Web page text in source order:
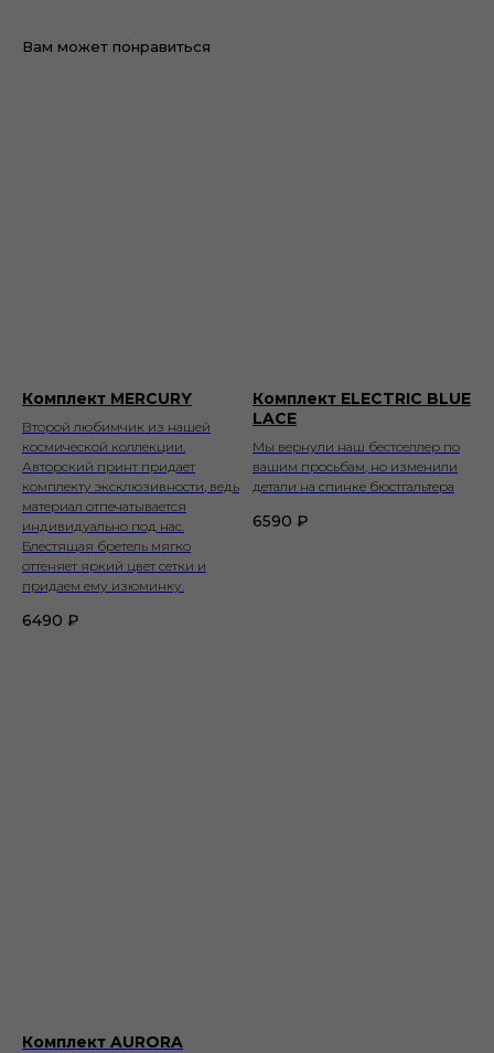
Вам может понравиться
Комплект MERCURY
Второй любимчик из нашей
космической коллекции.
Авторский принт придает
комплекту эксклюзивности, ведь
материал отпечатывается
индивидуально под нас.
Блестящая бретель мягко
оттеняет яркий цвет сетки и
придаем ему изюминку.
6490 ₽
Комплект ELECTRIC BLUE
LACE
Мы вернули наш бестселлер по
вашим просьбам, но изменили
детали на спинке бюстгальтера
6590 ₽
Комплект AURORA